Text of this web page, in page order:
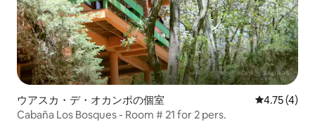
ウアスカ・デ・オカンポの個室 レビュー4
4.75 (4)
Cabaña Los Bosques - Room # 21 for 2 pers.